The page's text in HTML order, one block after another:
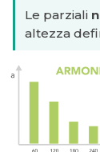
Le parziali
altezza